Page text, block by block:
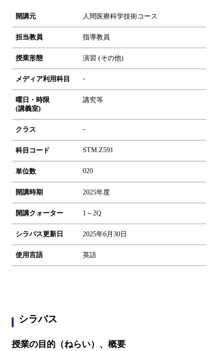
開講元 人間医療科学技術コース
担当教員 指導教員
授業形態 演習 (その他)
メディア利用科目 -
曜日・時限
(講義室)
講究等
クラス -
科目コード STM.Z591
単位数 020
開講時期 2025年度
開講クォーター 1～2Q
シラバス更新日 2025年6月30日
使用言語 英語
シラバス
授業の目的（ねらい）、概要